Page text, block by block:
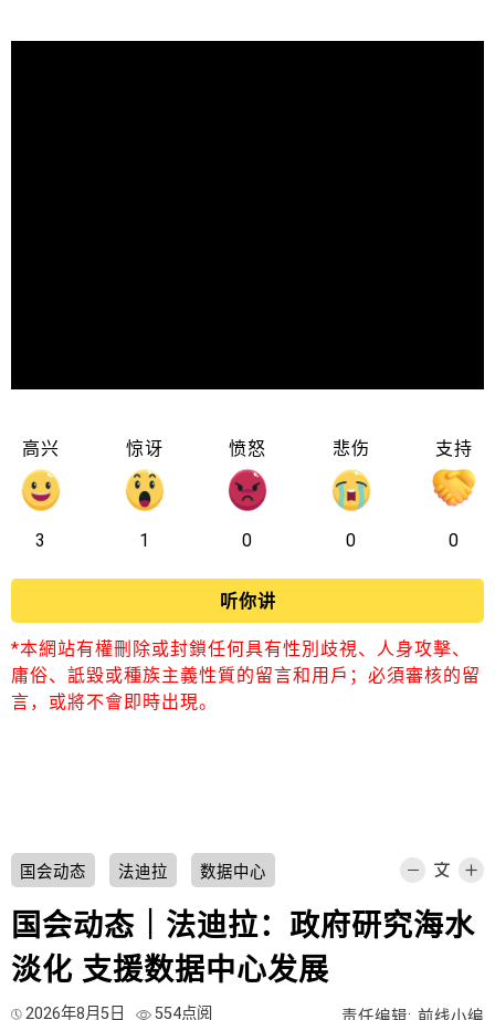
高兴
3
惊讶
1
愤怒
0
悲伤
0
支持
0
听你讲
*本網站有權刪除或封鎖任何具有性別歧視、人身攻擊、
庸俗、詆毀或種族主義性質的留言和用戶；必須審核的留
言，或將不會即時出現。
国会动态 法迪拉 数据中心
国会动态｜法迪拉：政府研究海水
淡化 支援数据中心发展
2026年8月5日 554点阅